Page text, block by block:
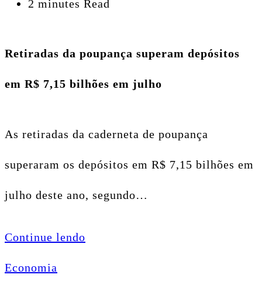
2 minutes Read
Retiradas da poupança superam depósitos
em R$ 7,15 bilhões em julho
As retiradas da caderneta de poupança
superaram os depósitos em R$ 7,15 bilhões em
julho deste ano, segundo…
Continue lendo
Economia